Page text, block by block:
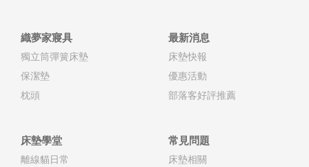
織夢家寢具
獨立筒彈簧床墊
保潔墊
枕頭
最新消息
床墊快報
優惠活動
部落客好評推薦
床墊學堂
離線貓日常
常見問題
床墊相關